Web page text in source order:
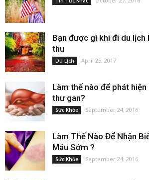
Bạn được gì khi đi du lịch
thu
Du Lịch April 25, 2017
Làm thế nào để phát
thư gan?
Sức Khỏe September 24, 2016
Làm Thế Nào Để Nhận
Máu Sớm ?
Sức Khỏe September 24, 2016